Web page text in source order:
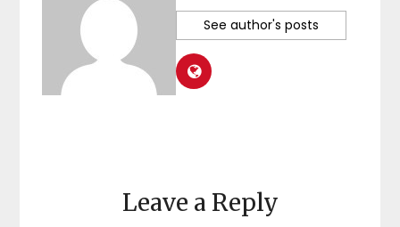
See author's posts
Leave a Reply